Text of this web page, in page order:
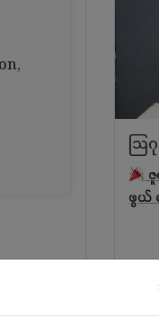
ဩဂု
ဖွယ်